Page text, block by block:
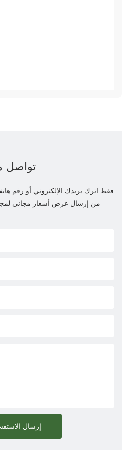
تواصل
فقط اترك بريدك الإلكتروني أو رقم
من إرسال عرض أسعار مجاني
إرسال